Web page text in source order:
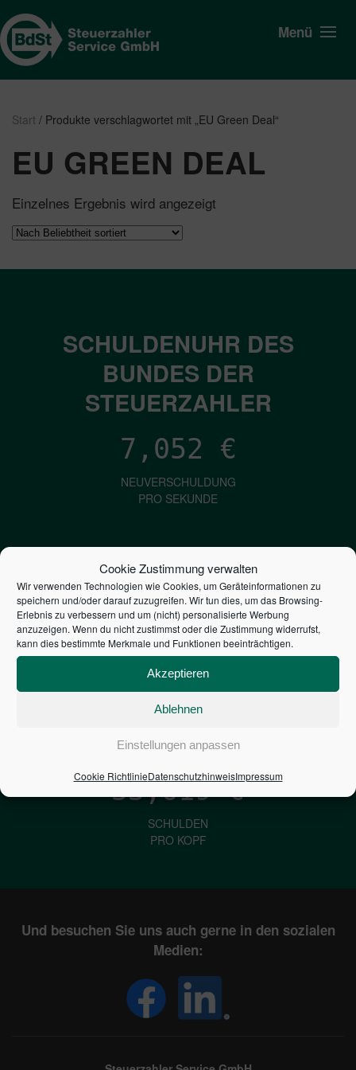
Cookie Zustimmung verwalten
Wir verwenden Technologien wie Cookies, um Geräteinformationen zu
speichern und/oder darauf zuzugreifen. Wir tun dies, um das Browsing-
Erlebnis zu verbessern und um (nicht) personalisierte Werbung
anzuzeigen. Wenn du nicht zustimmst oder die Zustimmung widerrufst,
kann dies bestimmte Merkmale und Funktionen beeinträchtigen.
Akzeptieren
Ablehnen
Einstellungen anpassen
Cookie RichtlinieDatenschutzhinweisImpressum
Menü
Start / Produkte verschlagwortet mit „EU Green Deal“
EU GREEN DEAL
Einzelnes Ergebnis wird angezeigt
SCHULDENUHR DES
BUNDES DER
STEUERZAHLER
7,052 €
NEUVERSCHULDUNG
PRO SEKUNDE
1,601€
ZINSEN
PRO SEKUNDE
2,806,094,828,907
STAATSVERSCHULDUNG
33,619€
SCHULDEN
PRO KOPF
Und besuchen Sie uns auch gerne in den sozialen
Medien: